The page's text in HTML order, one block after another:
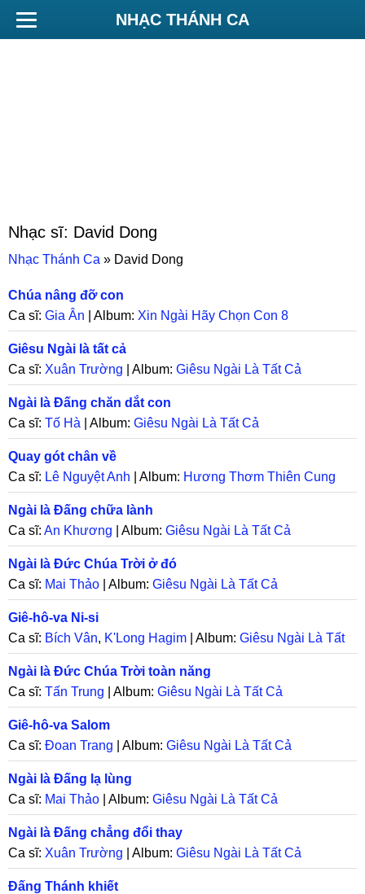
NHẠC THÁNH CA
Nhạc sĩ: David Dong
Nhạc Thánh Ca » David Dong
Chúa nâng đỡ con
Ca sĩ: Gia Ân | Album: Xin Ngài Hãy Chọn Con 8
Giêsu Ngài là tất cả
Ca sĩ: Xuân Trường | Album: Giêsu Ngài Là Tất Cả
Ngài là Đấng chăn dắt con
Ca sĩ: Tố Hà | Album: Giêsu Ngài Là Tất Cả
Quay gót chân về
Ca sĩ: Lê Nguyệt Anh | Album: Hương Thơm Thiên Cung
Ngài là Đấng chữa lành
Ca sĩ: An Khương | Album: Giêsu Ngài Là Tất Cả
Ngài là Đức Chúa Trời ở đó
Ca sĩ: Mai Thảo | Album: Giêsu Ngài Là Tất Cả
Giê-hô-va Ni-si
Ca sĩ: Bích Vân, K'Long Hagim | Album: Giêsu Ngài Là Tất
Cả
Ngài là Đức Chúa Trời toàn năng
Ca sĩ: Tấn Trung | Album: Giêsu Ngài Là Tất Cả
Giê-hô-va Salom
Ca sĩ: Đoan Trang | Album: Giêsu Ngài Là Tất Cả
Ngài là Đấng lạ lùng
Ca sĩ: Mai Thảo | Album: Giêsu Ngài Là Tất Cả
Ngài là Đấng chẳng đổi thay
Ca sĩ: Xuân Trường | Album: Giêsu Ngài Là Tất Cả
Đấng Thánh khiết